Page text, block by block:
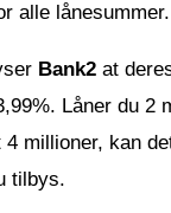
alle lånesummer.
Bank2 at
Låner du 2
millioner, kan
tilbys.